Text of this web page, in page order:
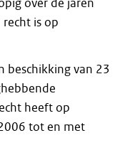
over de jaren
is op
beschikking van 23
heeft op
tot en met